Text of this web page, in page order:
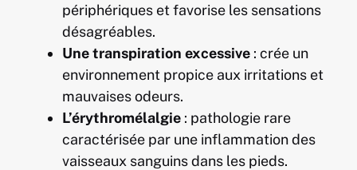
périphériques et favorise les sensations
désagréables.
Une transpiration excessive : crée un
environnement propice aux irritations et
mauvaises odeurs.
L’érythromélalgie : pathologie rare
caractérisée par une inflammation des
vaisseaux sanguins dans les pieds.